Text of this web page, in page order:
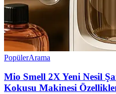
PopülerArama
Mio Smell 2X Yeni Nesil
Kokusu Makinesi